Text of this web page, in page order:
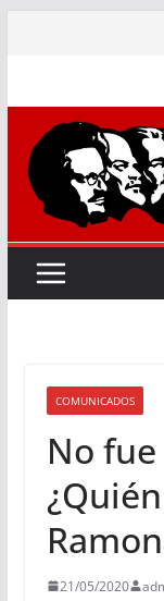
COMUNICADOS
No
21/05/2020